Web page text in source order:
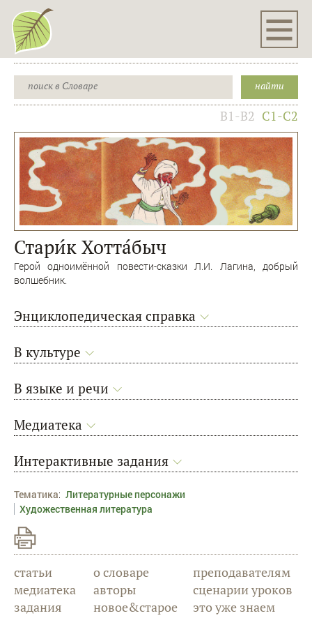
B1-B2 C1-C2
Стари́к Хотта́быч
Герой одноимённой повести-сказки Л.И. Лагина, добрый
волшебник.
Энциклопедическая справка
В культуре
В языке и речи
Медиатека
Интерактивные задания
Тематика: Литературные персонажи
Художественная литература
статьи
медиатека
задания
о словаре
авторы
новое&старое
преподавателям
сценарии уроков
это уже знаем